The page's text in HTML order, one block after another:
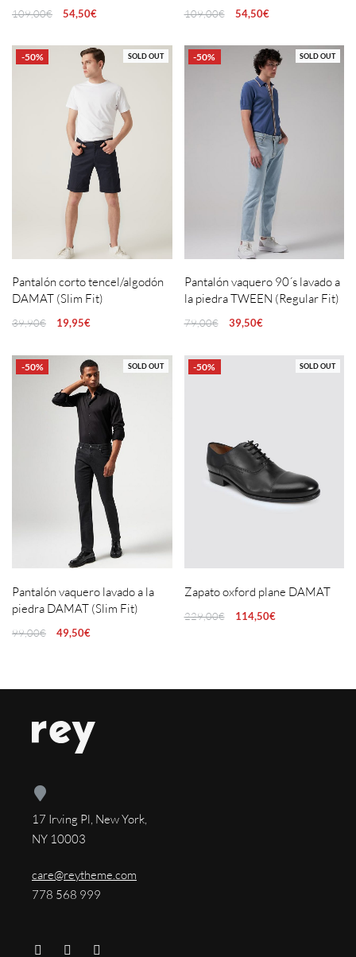
109,00€ 54,50€ 109,00€ 54,50€
SOLD OUT
-50%
Pantalón corto tencel/algodón
DAMAT (Slim Fit)
39,90€ 19,95€
SOLD OUT
-50%
Pantalón vaquero 90´s lavado a
la piedra TWEEN (Regular Fit)
79,00€ 39,50€
SOLD OUT
-50%
Pantalón vaquero lavado a la
piedra DAMAT (Slim Fit)
99,00€ 49,50€
SOLD OUT
-50%
Zapato oxford plane DAMAT
229,00€ 114,50€
17 Irving Pl, New York,
NY 10003
care@reytheme.com
778 568 999